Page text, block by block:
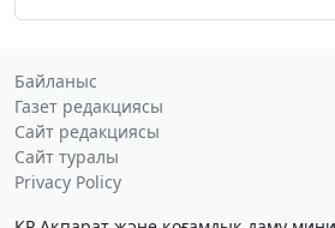
Байланыс
Газет редакциясы
Сайт редакциясы
Сайт туралы
Privacy Policy